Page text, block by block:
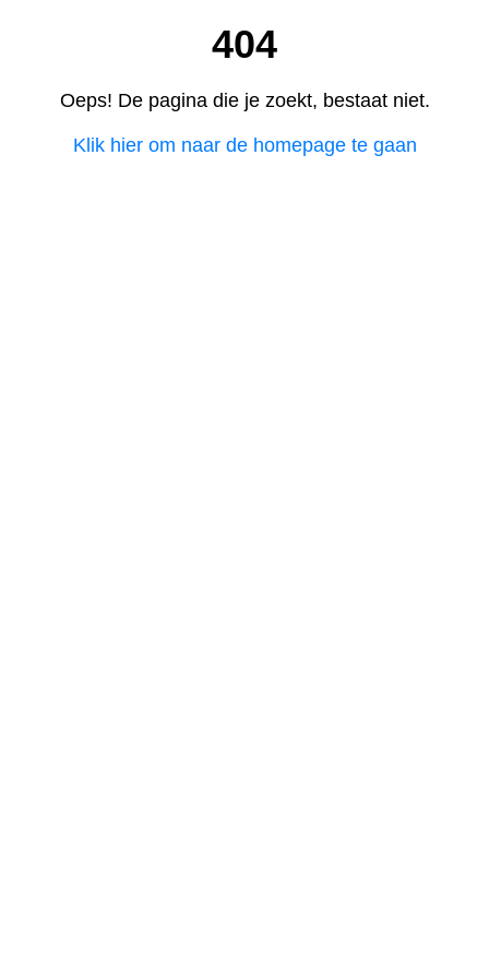
404
Oeps! De pagina die je zoekt, bestaat niet.
Klik hier om naar de homepage te gaan